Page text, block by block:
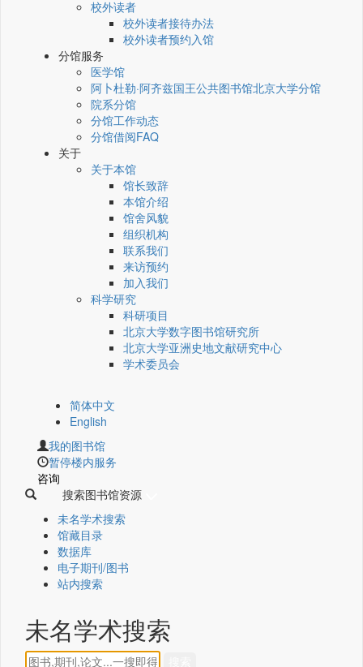
校外读者
校外读者接待办法
校外读者预约入馆
分馆服务
医学馆
阿卜杜勒·阿齐兹国王公共图书馆北京大学分馆
院系分馆
分馆工作动态
分馆借阅FAQ
关于
关于本馆
馆长致辞
本馆介绍
馆舍风貌
组织机构
联系我们
来访预约
加入我们
科学研究
科研项目
北京大学数字图书馆研究所
北京大学亚洲史地文献研究中心
学术委员会
简体中文
English
我的图书馆
暂停楼内服务
咨询
搜索图书馆资源
未名学术搜索
馆藏目录
数据库
电子期刊/图书
站内搜索
未名学术搜索